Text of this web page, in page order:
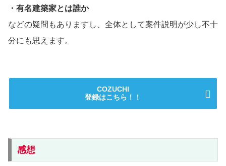
・有名建築家とは誰か
などの疑問もありますし、全体として案件説明が少し不十
分にも思えます。
COZUCHI
登録はこちら！！
感想